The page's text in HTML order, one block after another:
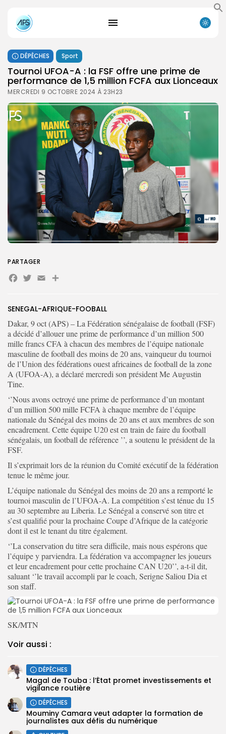
for:
FR
DÉPÊCHES Sport
Tournoi UFOA-A : la FSF offre une prime de
performance de 1,5 million FCFA aux Lionceaux
MERCREDI 9 OCTOBRE 2024 À 23H23
SENEGAL-AFRIQUE-FOOBALL
Dakar, 9 oct (APS) – La Fédération sénégalaise de football (FSF)
a décidé d’allouer une prime de performance d’un million 500
mille francs CFA à chacun des membres de l’équipe nationale
masculine de football des moins de 20 ans, vainqueur du tournoi
de l’Union des fédérations ouest africaines de football de la zone
A (UFOA-A), a déclaré mercredi son président Me Augustin
Tine.
‘’Nous avons octroyé une prime de performance d’un montant
d’un million 500 mille FCFA à chaque membre de l’équipe
nationale du Sénégal des moins de 20 ans et aux membres de son
encadrement. Cette équipe U20 est en train de faire du football
sénégalais, un football de référence ’’, a soutenu le président de la
FSF.
Il s’exprimait lors de la réunion du Comité exécutif de la fédération
tenue le même jour.
L’équipe nationale du Sénégal des moins de 20 ans a remporté le
tournoi masculin de l’UFOA-A. La compétition s’est ténue du 15
au 30 septembre au Liberia. Le Sénégal a conservé son titre et
s’est qualifié pour la prochaine Coupe d’Afrique de la catégorie
dont il est le tenant du titre également.
‘’La conservation du titre sera difficile, mais nous espérons que
l’équipe y parviendra. La fédération va accompagner les joueurs
et leur encadrement pour cette prochaine CAN U20’’, a-t-il dit,
saluant ‘’le travail accompli par le coach, Serigne Saliou Dia et
son staff.
SK/MTN
Voir aussi :
DÉPÊCHES
Magal de Touba : l’État promet investissements et
vigilance routière
DÉPÊCHES
Mouminy Camara veut adapter la formation de
journalistes aux défis du numérique
PARTAGER
Facebook
Twitter
EmailPartager